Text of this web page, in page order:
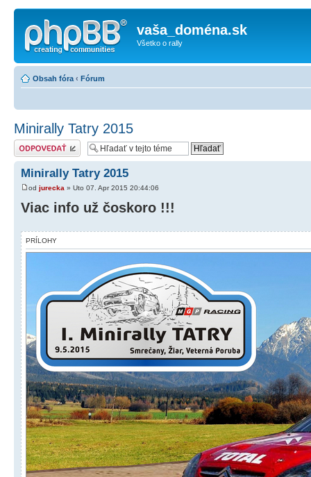
vaša_doména.sk
Všetko o rally
Obsah fóra ‹ Fórum
Minirally Tatry 2015
Odoslať odpoveď
Minirally Tatry 2015
od jurecka » Uto 07. Apr 2015 20:44:06
Viac info už čoskoro !!!
PRÍLOHY